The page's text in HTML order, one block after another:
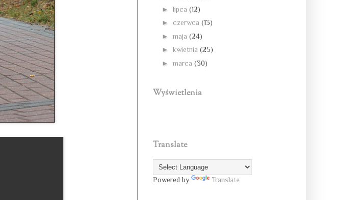
► lipca (12)
► czerwca (13)
► maja (24)
► kwietnia (25)
► marca (30)
Wyświetlenia
Translate
Powered by Translate